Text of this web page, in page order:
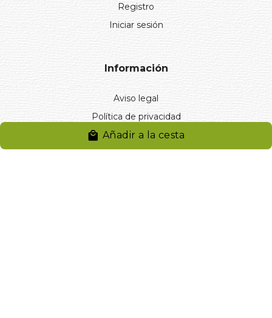
Añadir a la cesta
Registro
Iniciar sesión
Información
Aviso legal
Política de privacidad
Entregas y devoluciones
Desistimiento